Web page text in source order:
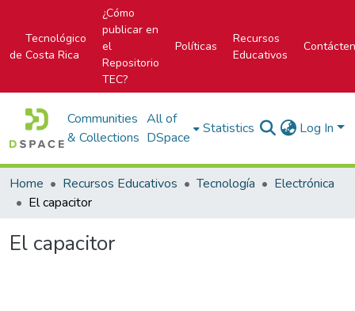
Tecnológico
de Costa Rica
¿Cómo
publicar en
el
Repositorio
TEC?
Políticas
Recursos
Educativos
Communities
& Collections
All of
DSpace
Statistics Log In
Home Recursos Educativos Tecnología
Electrónica
El capacitor
El capacitor